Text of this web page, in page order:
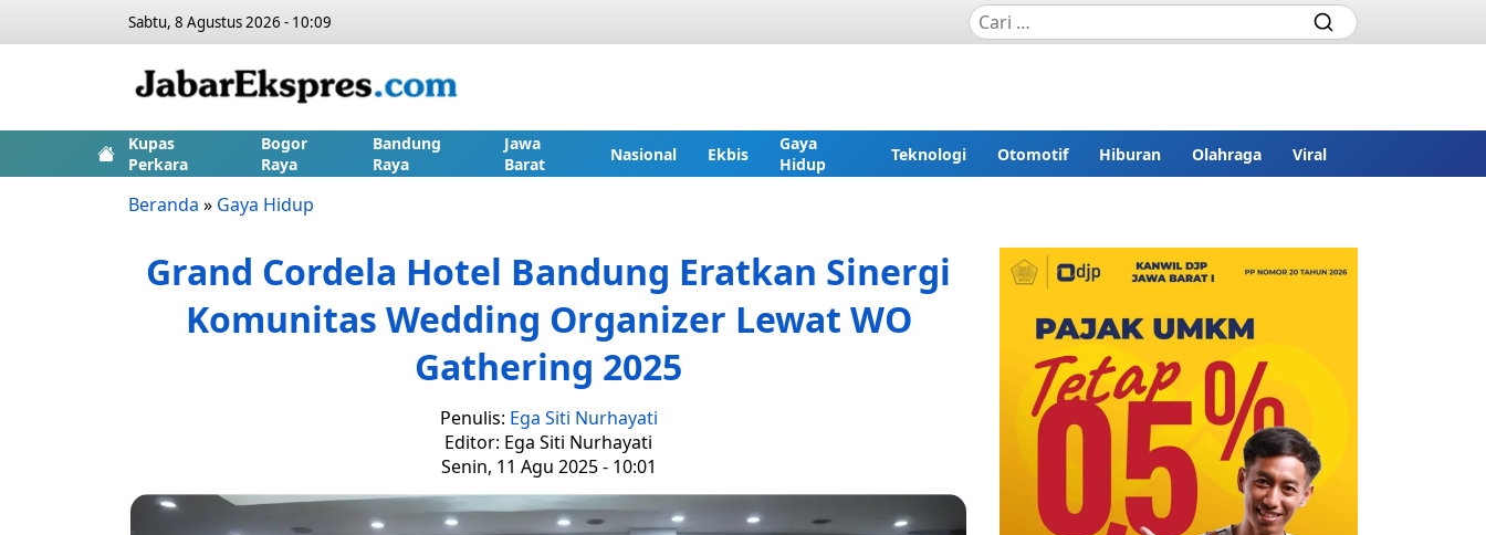
Sabtu, 8 Agustus 2026 - 10:09
Kupas
Perkara
Bogor
Raya
Bandung
Raya
Jawa
Barat
Nasional Ekbis
Gaya
Hidup
Teknologi Otomotif Hiburan Olahraga Viral
Beranda » Gaya Hidup
Grand Cordela Hotel Bandung Eratkan Sinergi
Komunitas Wedding Organizer Lewat WO
Gathering 2025
Penulis: Ega Siti Nurhayati
Editor: Ega Siti Nurhayati
Senin, 11 Agu 2025 - 10:01